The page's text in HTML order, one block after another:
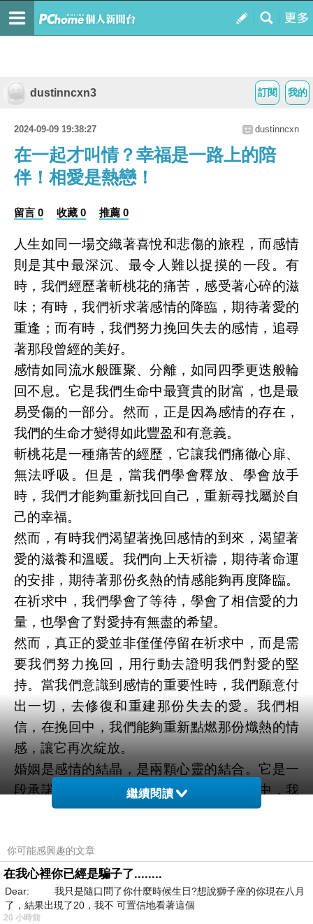
我的
訂閱
dustinncxn3
2024-09-09 19:38:27 dustinncxn
在一起才叫情？幸福是一路上的陪
伴！相愛是熱戀！
留言 0 收藏 0 推薦 0
人生如同一場交織著喜悅和悲傷的旅程，而感情
則是其中最深沉、最令人難以捉摸的一段。有
時，我們經歷著斬桃花的痛苦，感受著心碎的滋
味；有時，我們祈求著感情的降臨，期待著愛的
重逢；而有時，我們努力挽回失去的感情，追尋
著那段曾經的美好。
感情如同流水般匯聚、分離，如同四季更迭般輪
回不息。它是我們生命中最寶貴的財富，也是最
易受傷的一部分。然而，正是因為感情的存在，
我們的生命才變得如此豐盈和有意義。
斬桃花是一種痛苦的經歷，它讓我們痛徹心扉、
無法呼吸。但是，當我們學會釋放、學會放手
時，我們才能夠重新找回自己，重新尋找屬於自
己的幸福。
然而，有時我們渴望著挽回感情的到來，渴望著
愛的滋養和溫暖。我們向上天祈禱，期待著命運
的安排，期待著那份炙熱的情感能夠再度降臨。
在祈求中，我們學會了等待，學會了相信愛的力
量，也學會了對愛持有無盡的希望。
然而，真正的愛並非僅僅停留在祈求中，而是需
要我們努力挽回，用行動去證明我們對愛的堅
持。當我們意識到感情的重要性時，我們願意付
出一切，去修復和重建那份失去的愛。我們相
信，在挽回中，我們能夠重新點燃那份熾熱的情
感，讓它再次綻放。
婚姻是感情的結晶，是兩顆心靈的結合。它是一
段承諾，是一段共同成長的旅程。在婚姻中，我
們面對著各種考驗和困難，但正是這些挑戰讓我
了包容和忍讓，學會了如何維護這份珍貴的感
情。
感情是一段長久的旅程，它充滿了起伏和不確
定。我們在斬斷、祈求、挽回的過程中體驗著人
繼續閱讀
你可能感興趣的文章
在我心裡你已經是騙子了........
Dear: 我只是隨口問了你什麼時候生日?想說獅子座的你現在八月
了，結果出現了20，我不 可置信地看著這個
20 小時前